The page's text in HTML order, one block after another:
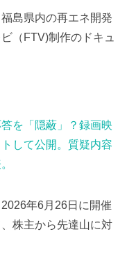
島県内の再エネ開発
（FTV)制作のドキュ
を前に福島テレビプロデューサ
を「隠蔽」？録画映
して公開。質疑内容
年6月26日に開催
株主から先達山に対